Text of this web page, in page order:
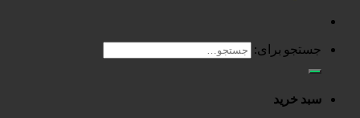
جستجو برای:
سبد خرید